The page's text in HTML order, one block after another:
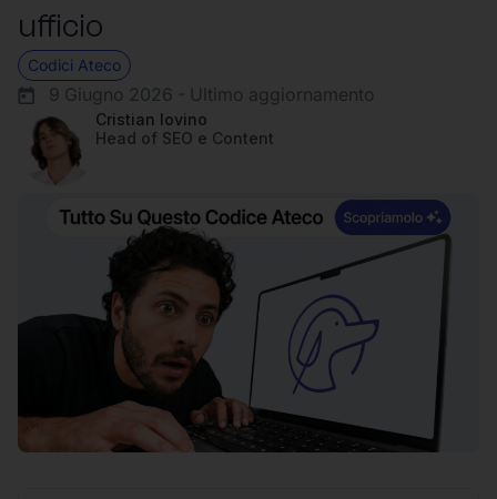
ufficio
Codici Ateco
9 Giugno 2026 - Ultimo aggiornamento
Cristian Iovino
Head of SEO e Content